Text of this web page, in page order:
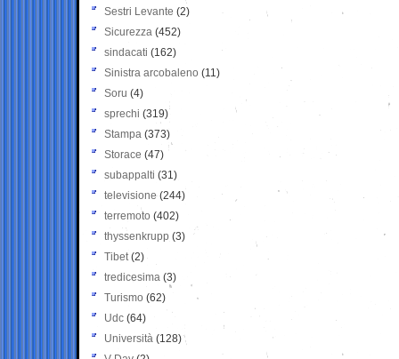
Sestri Levante (2)
Sicurezza (452)
sindacati (162)
Sinistra arcobaleno (11)
Soru (4)
sprechi (319)
Stampa (373)
Storace (47)
subappalti (31)
televisione(244)
terremoto (402)
thyssenkrupp (3)
Tibet(2)
tredicesima (3)
Turismo (62)
Udc (64)
Università (128)